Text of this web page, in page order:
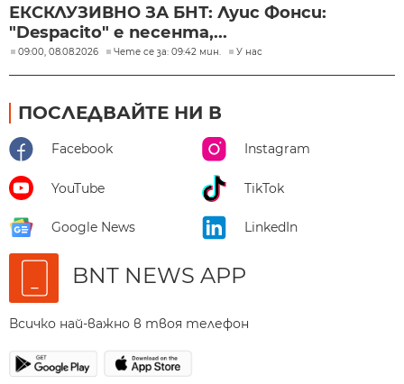
ЕКСКЛУЗИВНО ЗА БНТ: Луис Фонси:
"Despacito" е песента,...
09:00, 08.08.2026 Чете се за: 09:42 мин. У нас
ПОСЛЕДВАЙТЕ НИ В
Facebook Instagram
YouTube TikTok
Google News LinkedIn
BNT NEWS APP
Всичко най-важно в твоя телефон